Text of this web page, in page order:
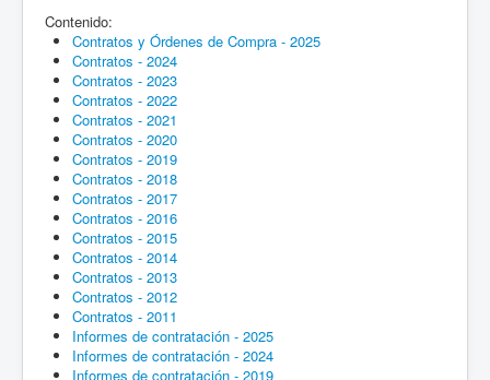
Contenido:
Contratos y Órdenes de Compra - 2025
Contratos - 2024
Contratos - 2023
Contratos - 2022
Contratos - 2021
Contratos - 2020
Contratos - 2019
Contratos - 2018
Contratos - 2017
Contratos - 2016
Contratos - 2015
Contratos - 2014
Contratos - 2013
Contratos - 2012
Contratos - 2011
Informes de contratación - 2025
Informes de contratación - 2024
Informes de contratación - 2019